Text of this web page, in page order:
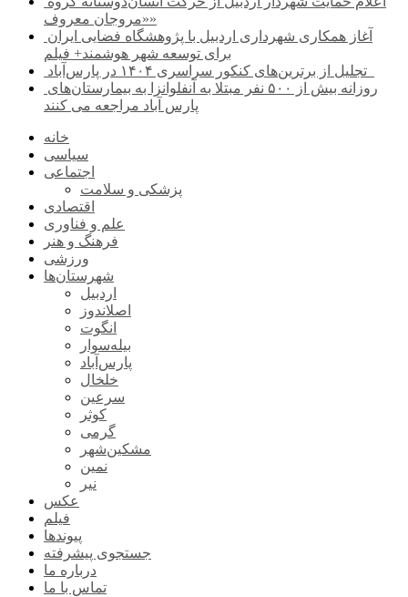
«مروجان معروف»
برای توسعه شهر هوشمند+ فیلم
پارس آباد مراجعه می کنند
خانه
سیاسی
اجتماعی
پزشکی و سلامت
اقتصادی
علم و فناوری
فرهنگ و هنر
ورزشی
شهرستان‌ها
اردبیل
اصلاندوز
انگوت
بیله‌سوار
پارس‌آباد
خلخال
سرعین
کوثر
گرمی
مشکین‌شهر
نمین
نیر
عکس
فیلم
پیوندها
جستجوی پیشرفته
درباره ما
تماس با ما